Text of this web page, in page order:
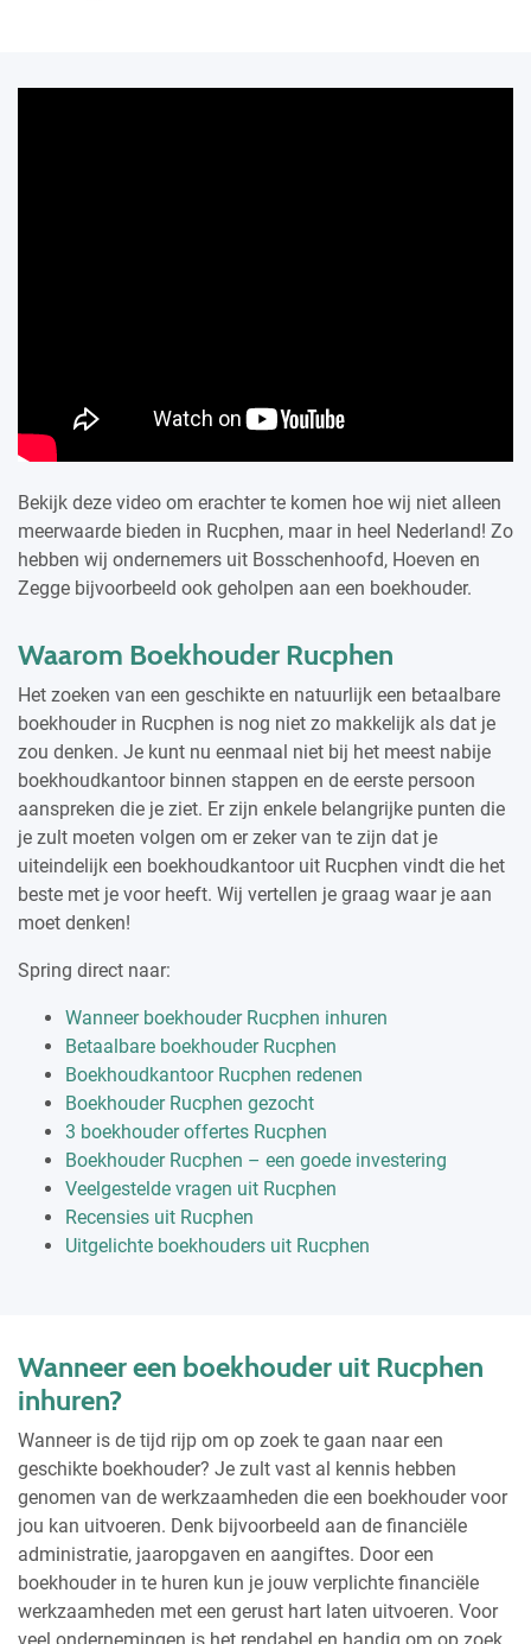
Bekijk deze video om erachter te komen hoe wij niet alleen
meerwaarde bieden in Rucphen, maar in heel Nederland! Zo
hebben wij ondernemers uit Bosschenhoofd, Hoeven en
Zegge bijvoorbeeld ook geholpen aan een boekhouder.
Waarom Boekhouder Rucphen
Het zoeken van een geschikte en natuurlijk een betaalbare
boekhouder in Rucphen is nog niet zo makkelijk als dat je
zou denken. Je kunt nu eenmaal niet bij het meest nabije
boekhoudkantoor binnen stappen en de eerste persoon
aanspreken die je ziet. Er zijn enkele belangrijke punten die
je zult moeten volgen om er zeker van te zijn dat je
uiteindelijk een boekhoudkantoor uit Rucphen vindt die het
beste met je voor heeft. Wij vertellen je graag waar je aan
moet denken!
Spring direct naar:
Wanneer boekhouder Rucphen inhuren
Betaalbare boekhouder Rucphen
Boekhoudkantoor Rucphen redenen
Boekhouder Rucphen gezocht
3 boekhouder offertes Rucphen
Boekhouder Rucphen – een goede investering
Veelgestelde vragen uit Rucphen
Recensies uit Rucphen
Uitgelichte boekhouders uit Rucphen
Wanneer een boekhouder uit Rucphen
inhuren?
Wanneer is de tijd rijp om op zoek te gaan naar een
geschikte boekhouder? Je zult vast al kennis hebben
genomen van de werkzaamheden die een boekhouder voor
jou kan uitvoeren. Denk bijvoorbeeld aan de financiële
administratie, jaaropgaven en aangiftes. Door een
boekhouder in te huren kun je jouw verplichte financiële
werkzaamheden met een gerust hart laten uitvoeren. Voor